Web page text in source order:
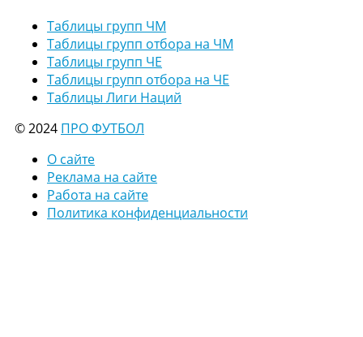
Таблицы групп ЧМ
Таблицы групп отбора на ЧМ
Таблицы групп ЧЕ
Таблицы групп отбора на ЧЕ
Таблицы Лиги Наций
© 2024 ПРО ФУТБОЛ
О сайте
Реклама на сайте
Работа на сайте
Политика конфиденциальности